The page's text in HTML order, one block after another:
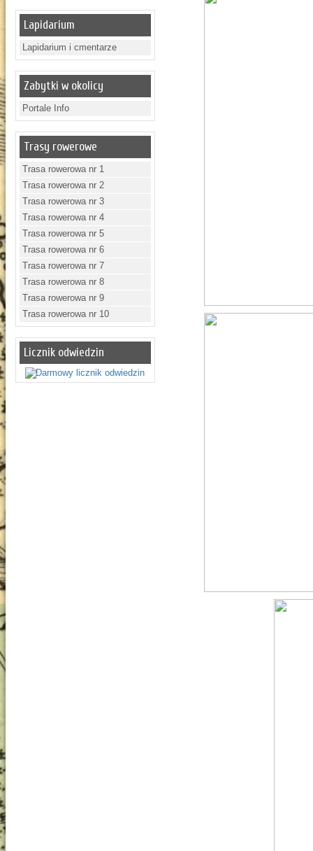
Lapidarium
Lapidarium i cmentarze
Zabytki w okolicy
Portale Info
Trasy rowerowe
Trasa rowerowa nr 1
Trasa rowerowa nr 2
Trasa rowerowa nr 3
Trasa rowerowa nr 4
Trasa rowerowa nr 5
Trasa rowerowa nr 6
Trasa rowerowa nr 7
Trasa rowerowa nr 8
Trasa rowerowa nr 9
Trasa rowerowa nr 10
Licznik odwiedzin